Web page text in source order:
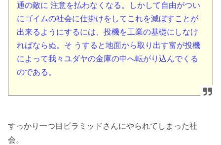
通の敵に 注意を払わなくなる。しかして自由がつい
にゴイムの社会に仕掛けをしてこれを滅ぼすことが
出来るようにするには、投機を工業の基礎にしなけ
ればならぬ。そ うすると地面から取り出す富が投機
によって我々ユダヤの金庫の中へ転がり込んでくる
のである。
すっかり一つ目ピラミッドさんにやられてしまった社
会。